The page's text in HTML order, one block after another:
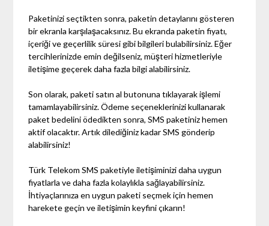
Paketinizi seçtikten sonra, paketin detaylarını gösteren
bir ekranla karşılaşacaksınız. Bu ekranda paketin fiyatı,
içeriği ve geçerlilik süresi gibi bilgileri bulabilirsiniz. Eğer
tercihlerinizde emin değilseniz, müşteri hizmetleriyle
iletişime geçerek daha fazla bilgi alabilirsiniz.
Son olarak, paketi satın al butonuna tıklayarak işlemi
tamamlayabilirsiniz. Ödeme seçeneklerinizi kullanarak
paket bedelini ödedikten sonra, SMS paketiniz hemen
aktif olacaktır. Artık dilediğiniz kadar SMS gönderip
alabilirsiniz!
Türk Telekom SMS paketiyle iletişiminizi daha uygun
fiyatlarla ve daha fazla kolaylıkla sağlayabilirsiniz.
İhtiyaçlarınıza en uygun paketi seçmek için hemen
harekete geçin ve iletişimin keyfini çıkarın!